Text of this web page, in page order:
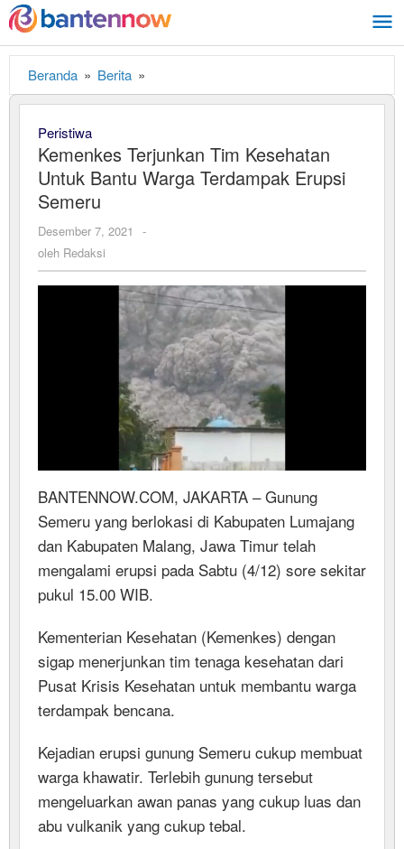
Lewati
ke
konten
Beranda » Berita »
Terjunkan
Untuk
Bantu
Warga
Peristiwa
Kemenkes Terjunkan Tim Kesehatan
Untuk Bantu Warga Terdampak Erupsi
Semeru
Desember 7, 2021
oleh
-
oleh Redaksi
BANTENNOW.COM, JAKARTA – Gunung
Semeru yang berlokasi di Kabupaten Lumajang
dan Kabupaten Malang, Jawa Timur telah
mengalami erupsi pada Sabtu (4/12) sore sekitar
pukul 15.00 WIB.
Kementerian Kesehatan (Kemenkes) dengan
sigap menerjunkan tim tenaga kesehatan dari
Pusat Krisis Kesehatan untuk membantu warga
terdampak bencana.
Kejadian erupsi gunung Semeru cukup membuat
warga khawatir. Terlebih gunung tersebut
mengeluarkan awan panas yang cukup luas dan
abu vulkanik yang cukup tebal.